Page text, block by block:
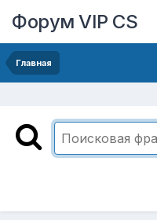
Форум VIP CS
Главная